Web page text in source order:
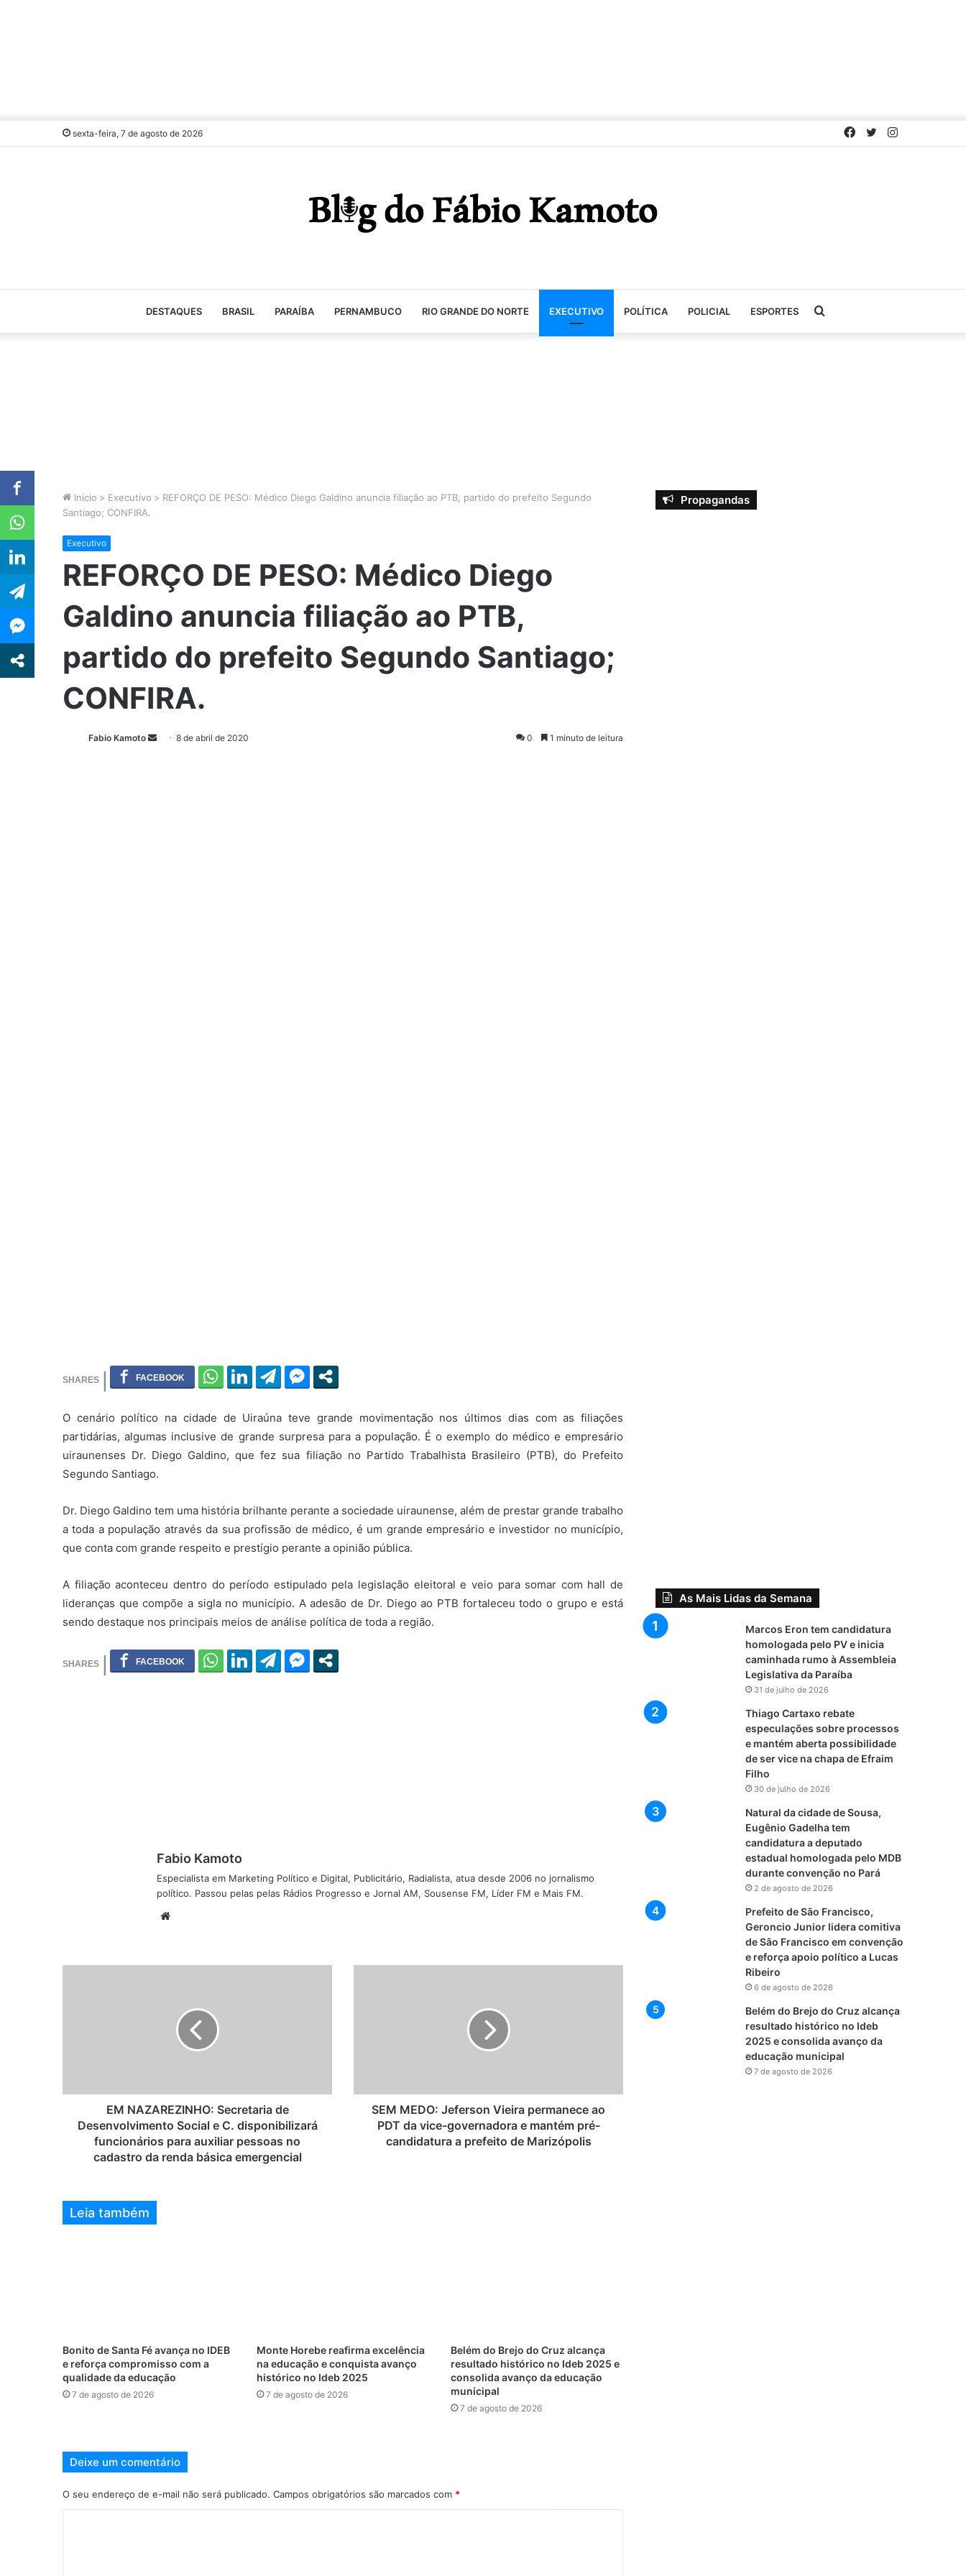
sexta-feira, 7 de agosto de 2026 Twitter
Facebook
DESTAQUES BRASIL PARAÍBA PERNAMBUCO RIO GRANDE DO NORTE EXECUTIVO POLÍTICA POLICIAL ESPORTES Procurar
Início > Executivo > REFORÇO DE PESO: Médico Diego Galdino anuncia filiação ao PTB, partido do prefeito Segundo
Santiago; CONFIRA.
Executivo
REFORÇO DE PESO: Médico Diego
Galdino anuncia filiação ao PTB,
partido do prefeito Segundo Santiago;
CONFIRA.
Fabio Kamoto 8 de abril de 2020 0 1 minuto de leitura
O cenário político na cidade de Uiraúna teve grande movimentação nos últimos dias com as filiações
partidárias, algumas inclusive de grande surpresa para a população. É o exemplo do médico e empresário
uiraunenses Dr. Diego Galdino, que fez sua filiação no Partido Trabalhista Brasileiro (PTB), do Prefeito
Segundo Santiago.
Dr. Diego Galdino tem uma história brilhante perante a sociedade uiraunense, além de prestar grande trabalho
a toda a população através da sua profissão de médico, é um grande empresário e investidor no município,
que conta com grande respeito e prestígio perante a opinião pública.
A filiação aconteceu dentro do período estipulado pela legislação eleitoral e veio para somar com hall de
lideranças que compõe a sigla no município. A adesão de Dr. Diego ao PTB fortaleceu todo o grupo e está
sendo destaque nos principais meios de análise política de toda a região.
Fabio Kamoto
Especialista em Marketing Político e Digital, Publicitário, Radialista, atua desde 2006 no jornalismo
político. Passou pelas pelas Rádios Progresso e Jornal AM, Sousense FM, Líder FM e Mais FM.
s
EM NAZAREZINHO: Secretaria de
Desenvolvimento Social e C. disponibilizará
funcionários para auxiliar pessoas no
cadastro da renda básica emergencial
SEM MEDO: Jeferson Vieira permanece ao
PDT da vice-governadora e mantém pré-
candidatura a prefeito de Marizópolis
Leia também
Bonito de Santa Fé avança no IDEB
e reforça compromisso com a
qualidade da educação
7 de agosto de 2026
Monte Horebe reafirma excelência
na educação e conquista avanço
histórico no Ideb 2025
7 de agosto de 2026
Belém do Brejo do Cruz alcança
resultado histórico no Ideb 2025 e
consolida avanço da educação
municipal
7 de agosto de 2026
Deixe um comentário
O seu endereço de e-mail não será publicado. Campos obrigatórios são marcados com *
Propagandas
As Mais Lidas da Semana
Marcos Eron tem candidatura
homologada pelo PV e inicia
caminhada rumo à Assembleia
Legislativa da Paraíba
31 de julho de 2026
Thiago Cartaxo rebate
especulações sobre processos
e mantém aberta possibilidade
de ser vice na chapa de Efraim
Filho
30 de julho de 2026
Natural da cidade de Sousa,
Eugênio Gadelha tem
candidatura a deputado
estadual homologada pelo MDB
durante convenção no Pará
2 de agosto de 2026
Prefeito de São Francisco,
Geroncio Junior lidera comitiva
de São Francisco em convenção
e reforça apoio político a Lucas
Ribeiro
6 de agosto de 2026
Belém do Brejo do Cruz alcança
resultado histórico no Ideb
2025 e consolida avanço da
educação municipal
7 de agosto de 2026